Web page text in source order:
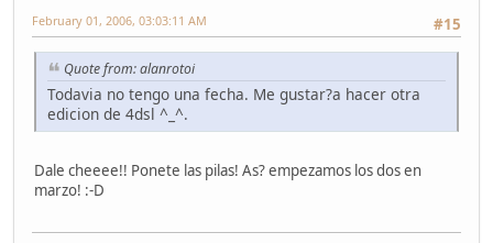
#15
February 01, 2006, 03:03:11 AM
Quote from: alanrotoi
Todavia no tengo una fecha. Me gustar?a hacer otra
edicion de 4dsl ^_^.
Dale cheeee!! Ponete las pilas! As? empezamos los dos en
marzo! :-D